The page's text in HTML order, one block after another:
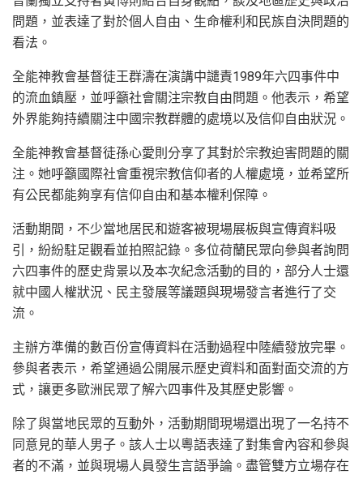
問題，並表達了對於個人自由、生命權利和民族自決問題的
看法。
全能神教會基督徒王群濤在演講中譴責1989年六四事件中
的流血鎮壓，並呼籲社會關注宗教自由問題。他表示，希望
外界能夠持續關注中國宗教群體的處境以及信仰自由狀況。
全能神教會基督徒孫心愛則分享了其對於宗教迫害問題的關
注。她呼籲國際社會重視宗教信仰者的人權處境，並希望所
有公民都能夠享有信仰自由和基本權利保障。
活動期間，不少當地居民和遊客被現場展板與宣傳資料吸
引，紛紛駐足觀看並拍照記錄。多位荷蘭民眾向參與者詢問
六四事件的歷史背景以及本次紀念活動的目的，部分人士還
就中國人權狀況、民主發展等議題與現場發言者進行了交
流。
主辦方準備的數百份宣傳資料在活動過程中陸續發放完畢。
參與者表示，希望通過公開展示歷史資料和面對面交流的方
式，讓更多歐洲民眾了解六四事件及其歷史影響。
除了與當地民眾的互動外，活動期間現場還出現了一名持不
同意見的華人男子。該人士以粵語表達了對集會內容和參與
者的不滿，並與現場人員發生言語爭論。盡管雙方立場存在